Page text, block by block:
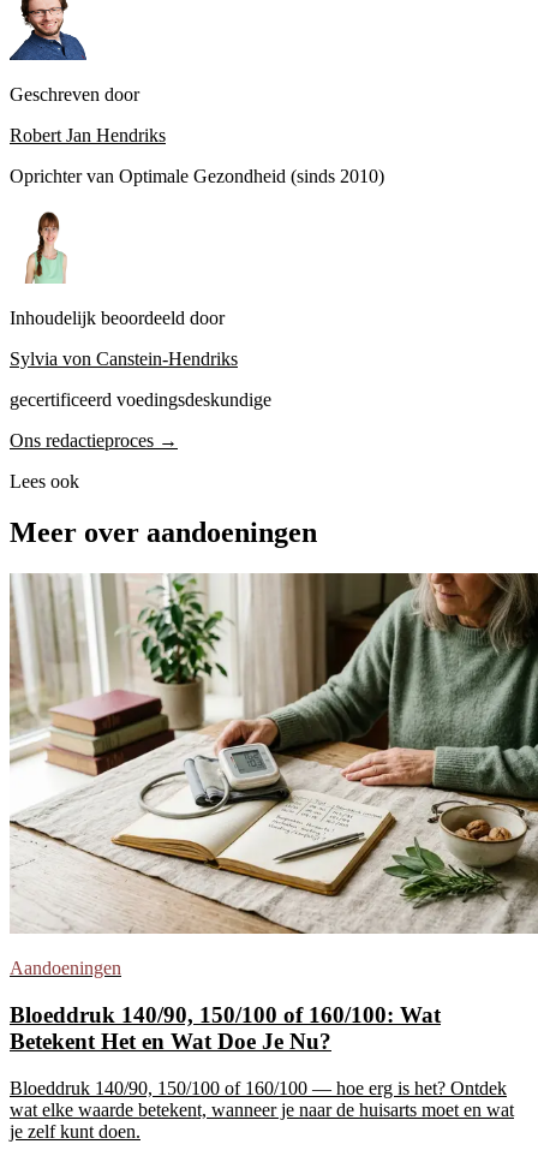
Geschreven door
Robert Jan Hendriks
Oprichter van Optimale Gezondheid (sinds 2010)
Inhoudelijk beoordeeld door
Sylvia von Canstein-Hendriks
gecertificeerd voedingsdeskundige
Ons redactieproces →
Lees ook
Meer over aandoeningen
Aandoeningen
Bloeddruk 140/90, 150/100 of 160/100: Wat
Betekent Het en Wat Doe Je Nu?
Bloeddruk 140/90, 150/100 of 160/100 — hoe erg is het? Ontdek
wat elke waarde betekent, wanneer je naar de huisarts moet en wat
je zelf kunt doen.